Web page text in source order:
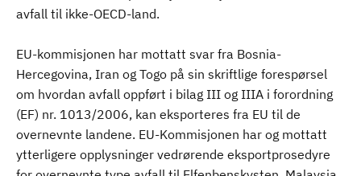
avfall til ikke-OECD-land.
EU-kommisjonen har mottatt svar fra Bosnia-
Hercegovina, Iran og Togo på sin skriftlige forespørsel
om hvordan avfall oppført i bilag III og IIIA i forordning
(EF) nr. 1013/2006, kan eksporteres fra EU til de
overnevnte landene. EU-Kommisjonen har og mottatt
ytterligere opplysninger vedrørende eksportprosedyre